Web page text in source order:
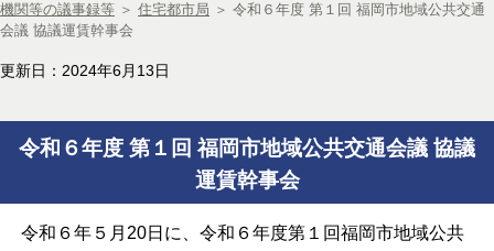
機関等の議事録等 ＞ 住宅都市局 ＞ 令和６年度 第１回 福岡市地域公共交通
会議 協議運賃幹事会
更新日：2024年6月13日
令和６年度 第１回 福岡市地域公共交通会議 協議
運賃幹事会
令和６年５月20日に、令和６年度第１回福岡市地域公共